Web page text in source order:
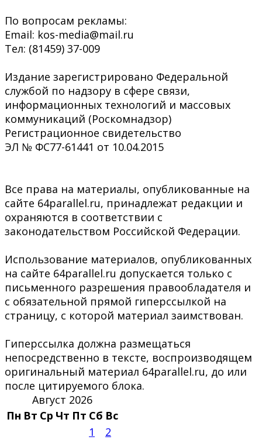
По вопросам рекламы:
Email: kos-media@mail.ru
Тел: (81459) 37-009
Издание зарегистрировано Федеральной
службой по надзору в сфере связи,
информационных технологий и массовых
коммуникаций (Роскомнадзор)
Регистрационное свидетельство
ЭЛ № ФС77-61441 от 10.04.2015
Все права на материалы, опубликованные на
сайте 64parallel.ru, принадлежат редакции и
охраняются в соответствии с
законодательством Российской Федерации.
Использование материалов, опубликованных
на сайте 64parallel.ru допускается только с
письменного разрешения правообладателя и
с обязательной прямой гиперссылкой на
страницу, с которой материал заимствован.
Гиперссылка должна размещаться
непосредственно в тексте, воспроизводящем
оригинальный материал 64parallel.ru, до или
после цитируемого блока.
Август 2026
Пн Вт Ср Чт Пт Сб Вс
1
2